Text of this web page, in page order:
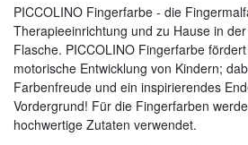
PICCOLINO Fingerfarbe - die
Therapieeinrichtung und zu Hause in
Flasche. PICCOLINO Fingerfarbe
motorische Entwicklung von Kindern;
Farbenfreude und ein inspirierendes
Vordergrund! Für die Fingerfarben
hochwertige Zutaten verwendet.